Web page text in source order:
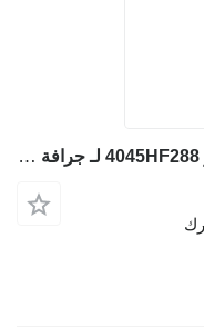
Czesci Liebherr قطع غيار وجون دير 4045HF288 لـ جرافة ذات عجلات Liebherr L 514